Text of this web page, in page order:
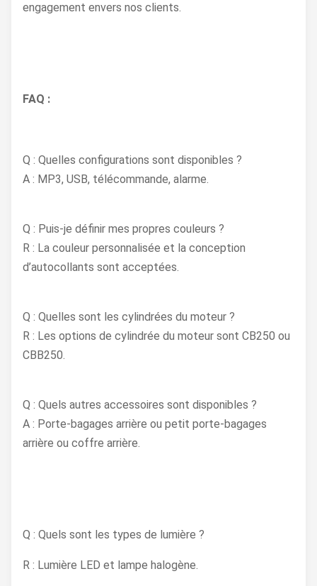
engagement envers nos clients.
FAQ :
Q : Quelles configurations sont disponibles ?
A : MP3, USB, télécommande, alarme.
Q : Puis-je définir mes propres couleurs ?
R : La couleur personnalisée et la conception
d’autocollants sont acceptées.
Q : Quelles sont les cylindrées du moteur ?
R : Les options de cylindrée du moteur sont CB250 ou
CBB250.
Q : Quels autres accessoires sont disponibles ?
A : Porte-bagages arrière ou petit porte-bagages
arrière ou coffre arrière.
Q : Quels sont les types de lumière ?
R : Lumière LED et lampe halogène.